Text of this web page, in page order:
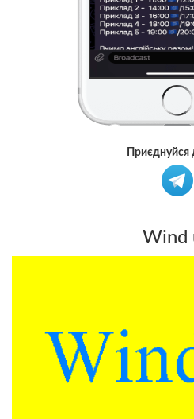
Приєднуйся
Wind